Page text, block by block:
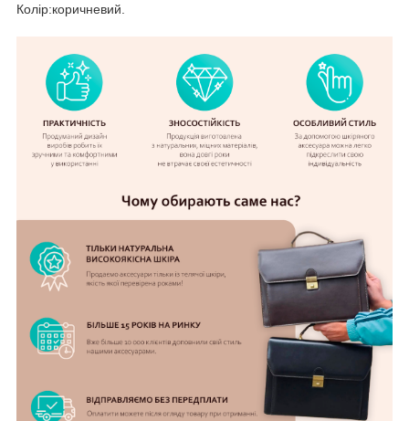
Колір:коричневий.